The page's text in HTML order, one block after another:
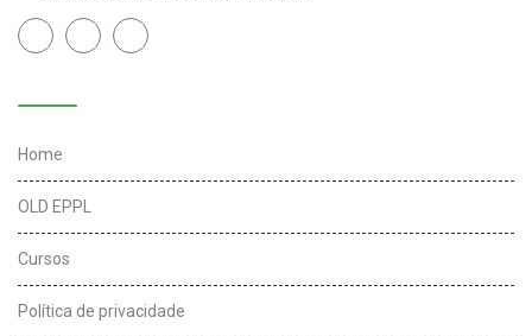
Home
OLD EPPL
Cursos
Política de privacidade